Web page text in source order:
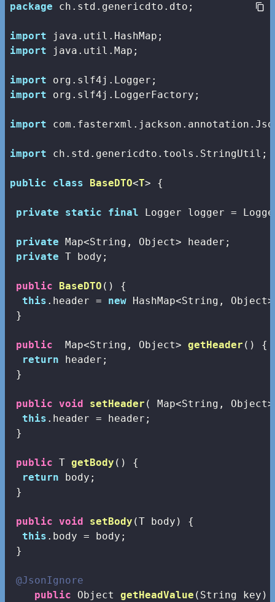
package ch.std.genericdto.dto;
import
import java.util.Map;
import
import org.slf4j.LoggerFactory;
import
import ch.std.genericdto.tools.StringUtil;
public class BaseDTO<T> {
private static final Logger logger =
private Map<String, Object> header;
private T body;
public BaseDTO ()
{
this .header = new HashMap<String,
}
public
  Map<String, Object>
getHeader ()
{
return header;
}
public void setHeader ( Map<String,
this .header = header;
}
public T getBody ()
{
return body;
}
public void setBody (T body)
{
this .body = body;
}
@JsonIgnore
public Object getHeadValue (String key)